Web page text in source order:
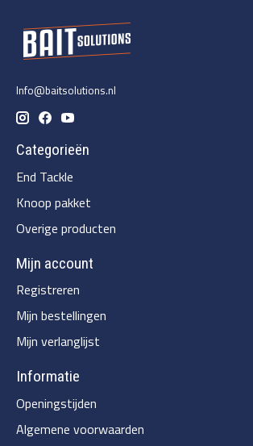
Info@baitsolutions.nl
Categorieën
End Tackle
Knoop pakket
Overige producten
Mijn account
Registreren
Mijn bestellingen
Mijn verlanglijst
Informatie
Openingstijden
Algemene voorwaarden